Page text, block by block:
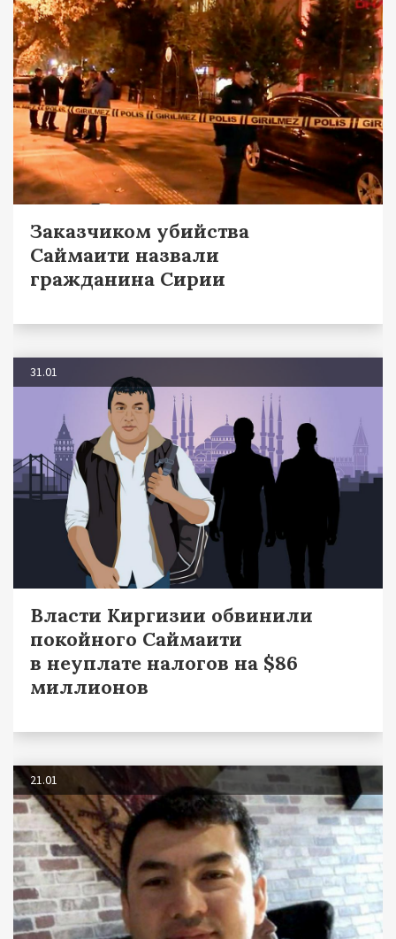
Заказчиком убийства
Саймаити назвали
гражданина Сирии
31.01
Власти Киргизии обвинили
покойного Саймаити
в неуплате налогов на $86
миллионов
21.01